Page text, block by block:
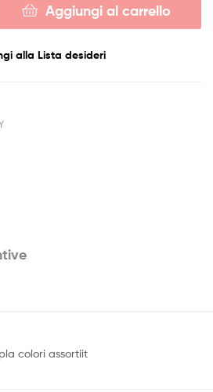
Aggiungi al carrello
alla Lista desideri
colori assortiit